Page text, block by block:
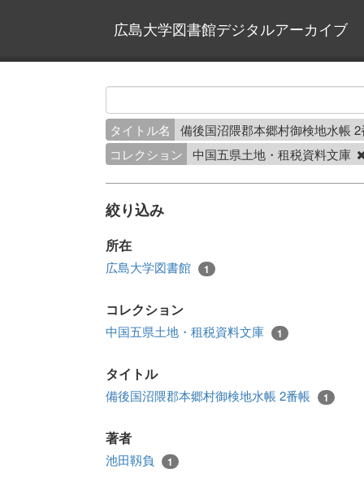
広島大学図書館デジタルアーカイブ
タイトル名
備後国沼隈郡本郷村御検地水帳
コレクション
中国五県土地・租税資料文庫
絞り込み
所在
広島大学図書館 1
コレクション
中国五県土地・租税資料文庫 1
タイトル
備後国沼隈郡本郷村御検地水帳 2番帳 1
著者
池田靱負 1